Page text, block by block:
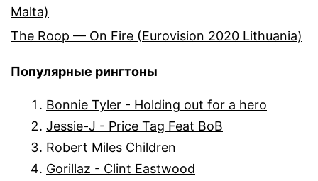
Malta)
The Roop — On Fire (Eurovision 2020 Lithuania)
Популярные рингтоны
Bonnie Tyler - Holding out for a hero
Jessie-J - Price Tag Feat BoB
Robert Miles Children
Gorillaz - Clint Eastwood